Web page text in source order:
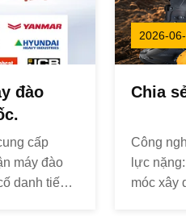
đào
cấp
máy đào
danh tiếng
2026-
Chia
Công
lực
móc xây